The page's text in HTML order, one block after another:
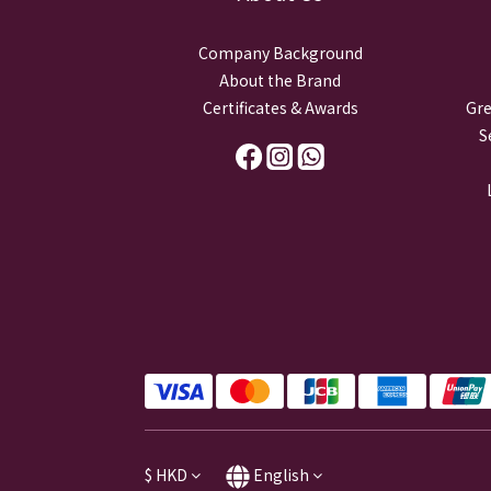
Company Background
About the Brand
Certificates & Awards
$ HKD English